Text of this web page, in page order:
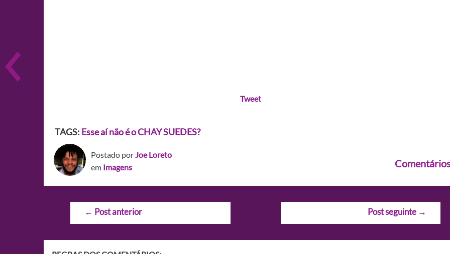
Tweet
TAGS: Esse aí não é o CHAY SUEDES?
Postado porJoe Loreto
em Imagens
Navegação
← Post anterior Post seguinte →